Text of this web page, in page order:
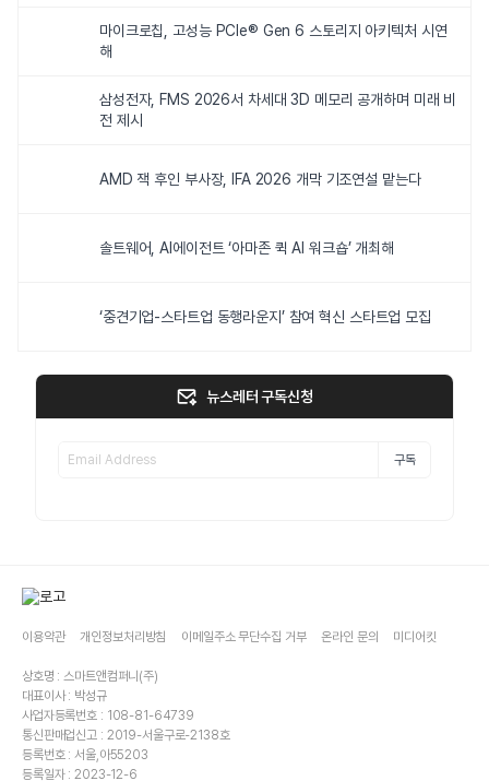
마이크로칩, 고성능 PCIe® Gen 6 스토리지 아키텍처 시연
해
삼성전자, FMS 2026서 차세대 3D 메모리 공개하며 미래 비
전 제시
AMD 잭 후인 부사장, IFA 2026 개막 기조연설 맡는다
솔트웨어, AI에이전트 ‘아마존 퀵 AI 워크숍’ 개최해
‘중견기업-스타트업 동행라운지’ 참여 혁신 스타트업 모집
뉴스레터 구독신청
구독
이용약관 개인정보처리방침 이메일주소 무단수집 거부 온라인 문의 미디어킷
상호명 : 스마트앤컴퍼니(주)
대표이사 : 박성규
사업자등록번호 : 108-81-64739
통신판매업신고 : 2019-서울구로-2138호
등록번호 : 서울,아55203
등록일자 : 2023-12-6